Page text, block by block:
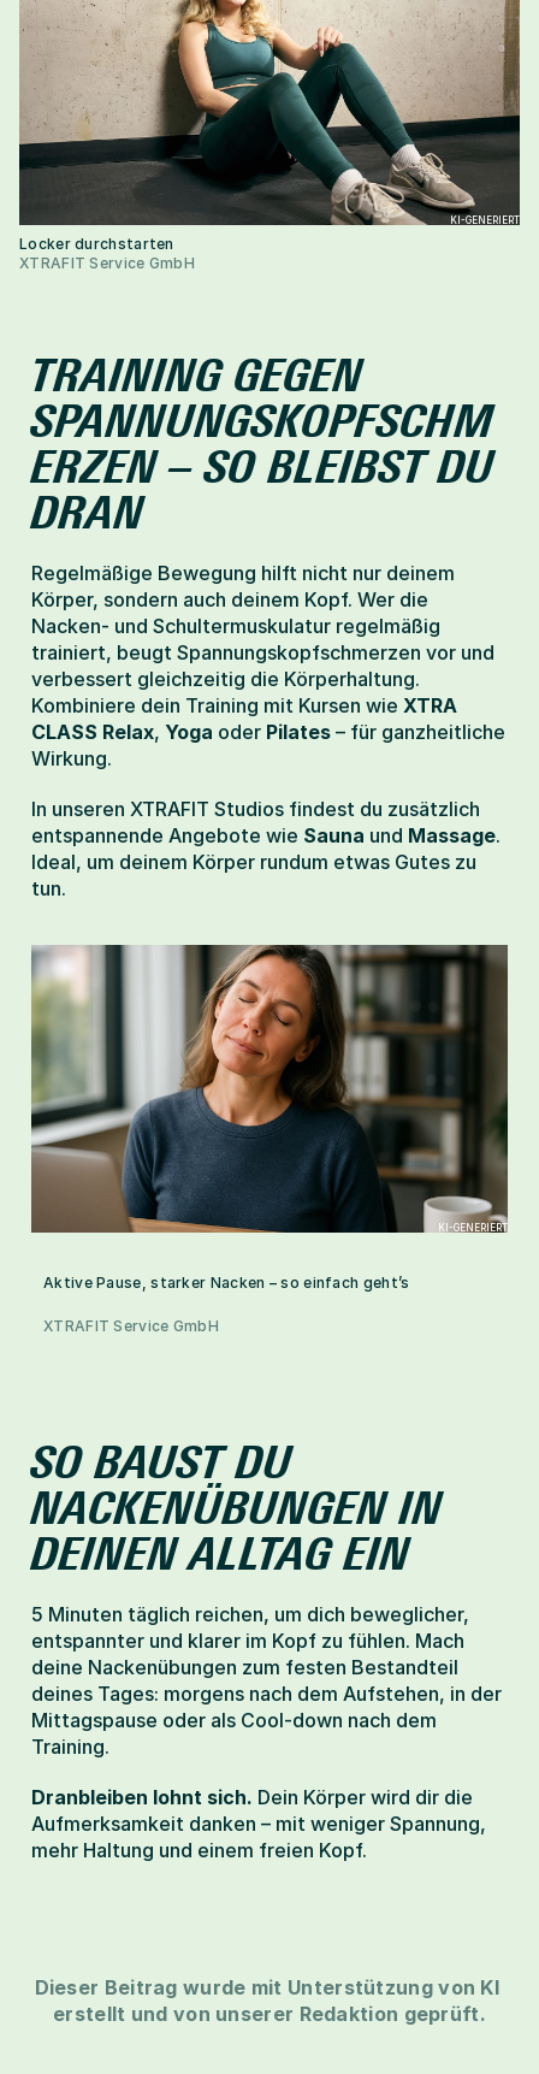
KI-GENERIERT
Locker durchstarten
XTRAFIT Service GmbH
TRAINING GEGEN
SPANNUNGSKOPFSCHM
ERZEN – SO BLEIBST DU
DRAN
Regelmäßige Bewegung hilft nicht nur deinem
Körper, sondern auch deinem Kopf. Wer die
Nacken- und Schultermuskulatur regelmäßig
trainiert, beugt Spannungskopfschmerzen vor und
verbessert gleichzeitig die Körperhaltung.
Kombiniere dein Training mit Kursen wie XTRA
CLASS Relax, Yoga oder Pilates – für ganzheitliche
Wirkung.
In unseren XTRAFIT Studios findest du zusätzlich
entspannende Angebote wie Sauna und Massage.
Ideal, um deinem Körper rundum etwas Gutes zu
tun.
KI-GENERIERT
Aktive Pause, starker Nacken – so einfach geht’s
XTRAFIT Service GmbH
SO BAUST DU
NACKENÜBUNGEN IN
DEINEN ALLTAG EIN
5 Minuten täglich reichen, um dich beweglicher,
entspannter und klarer im Kopf zu fühlen. Mach
deine Nackenübungen zum festen Bestandteil
deines Tages: morgens nach dem Aufstehen, in der
Mittagspause oder als Cool-down nach dem
Training.
Dranbleiben lohnt sich. Dein Körper wird dir die
Aufmerksamkeit danken – mit weniger Spannung,
mehr Haltung und einem freien Kopf.
Dieser Beitrag wurde mit Unterstützung von KI
erstellt und von unserer Redaktion geprüft.